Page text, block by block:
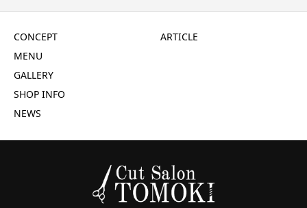
CONCEPT
MENU
GALLERY
SHOP INFO
NEWS
ARTICLE